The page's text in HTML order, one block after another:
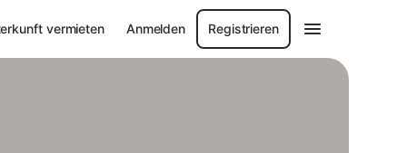
vermieten Anmelden Registrieren